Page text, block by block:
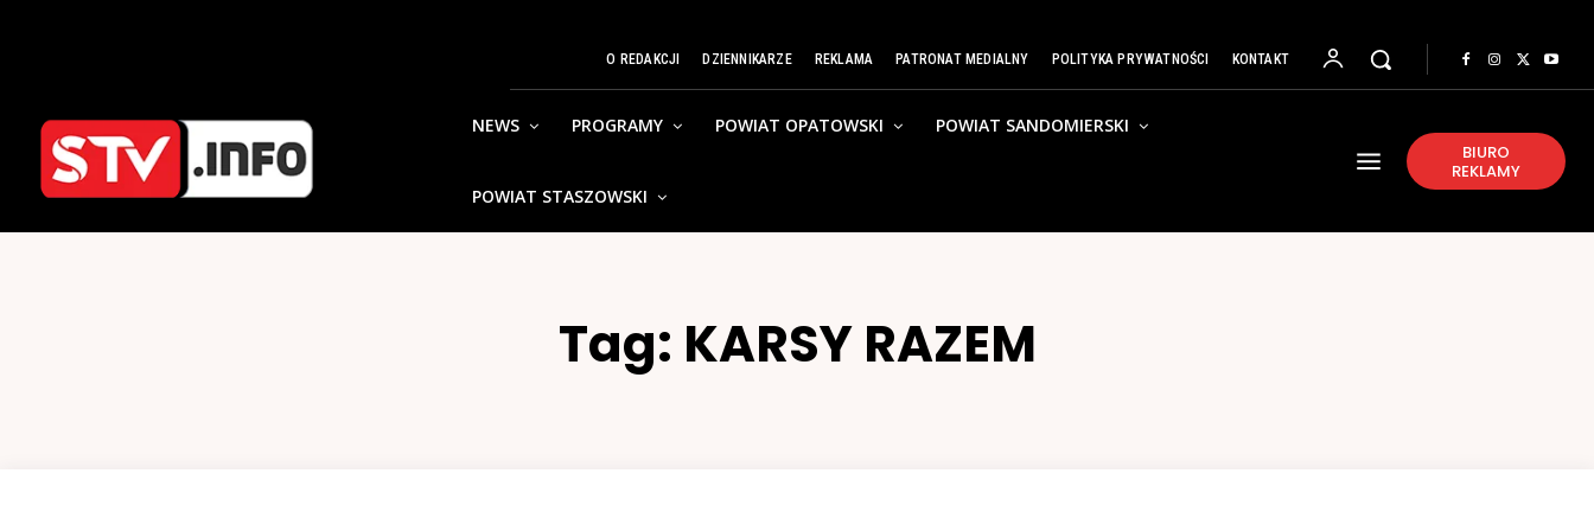
O REDAKCJI DZIENNIKARZE REKLAMA PATRONAT MEDIALNY POLITYKA PRYWATNOŚCI KONTAKT
NEWS PROGRAMY POWIAT OPATOWSKI POWIAT SANDOMIERSKI
POWIAT STASZOWSKI
BIURO
REKLAMY
Tag: KARSY RAZEM